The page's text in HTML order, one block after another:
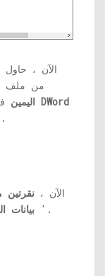
3. الآن ،
من ملف
اليمين
4. الآن ، نقرتين
بيانات '.